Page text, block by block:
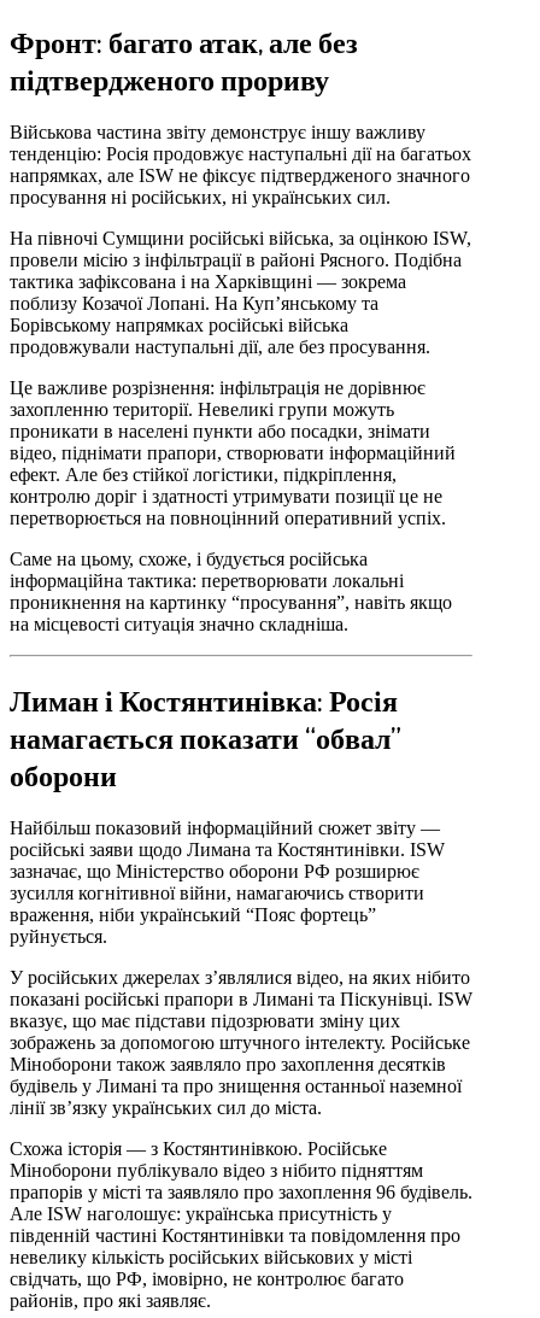
Фронт: багато атак, але без
підтвердженого прориву
Військова частина звіту демонструє іншу важливу
тенденцію: Росія продовжує наступальні дії на багатьох
напрямках, але ISW не фіксує підтвердженого значного
просування ні російських, ні українських сил.
На півночі Сумщини російські війська, за оцінкою ISW,
провели місію з інфільтрації в районі Рясного. Подібна
тактика зафіксована і на Харківщині — зокрема
поблизу Козачої Лопані. На Куп’янському та
Борівському напрямках російські війська
продовжували наступальні дії, але без просування.
Це важливе розрізнення: інфільтрація не дорівнює
захопленню території. Невеликі групи можуть
проникати в населені пункти або посадки, знімати
відео, піднімати прапори, створювати інформаційний
ефект. Але без стійкої логістики, підкріплення,
контролю доріг і здатності утримувати позиції це не
перетворюється на повноцінний оперативний успіх.
Саме на цьому, схоже, і будується російська
інформаційна тактика: перетворювати локальні
проникнення на картинку “просування”, навіть якщо
на місцевості ситуація значно складніша.
Лиман і Костянтинівка: Росія
намагається показати “обвал”
оборони
Найбільш показовий інформаційний сюжет звіту —
російські заяви щодо Лимана та Костянтинівки. ISW
зазначає, що Міністерство оборони РФ розширює
зусилля когнітивної війни, намагаючись створити
враження, ніби український “Пояс фортець”
руйнується.
У російських джерелах з’являлися відео, на яких нібито
показані російські прапори в Лимані та Піскунівці. ISW
вказує, що має підстави підозрювати зміну цих
зображень за допомогою штучного інтелекту. Російське
Міноборони також заявляло про захоплення десятків
будівель у Лимані та про знищення останньої наземної
лінії зв’язку українських сил до міста.
Схожа історія — з Костянтинівкою. Російське
Міноборони публікувало відео з нібито підняттям
прапорів у місті та заявляло про захоплення 96 будівель.
Але ISW наголошує: українська присутність у
південній частині Костянтинівки та повідомлення про
невелику кількість російських військових у місті
свідчать, що РФ, імовірно, не контролює багато
районів, про які заявляє.